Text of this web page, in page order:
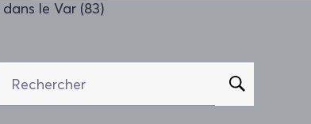
Rechercher